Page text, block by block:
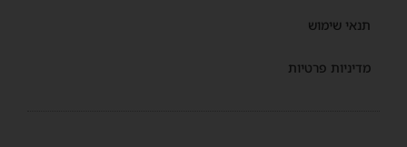
תנאי שימוש
מדיניות פרטיות